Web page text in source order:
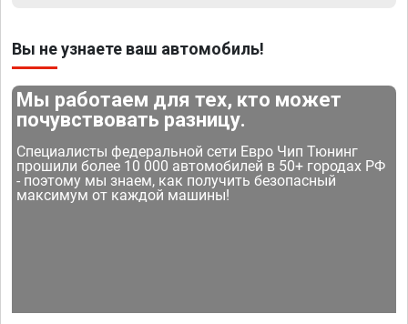
Вы не узнаете ваш автомобиль!
Мы работаем для тех, кто может
почувствовать разницу.
Специалисты федеральной сети Евро Чип Тюнинг
прошили более 10 000 автомобилей в 50+ городах РФ
- поэтому мы знаем, как получить безопасный
максимум от каждой машины!